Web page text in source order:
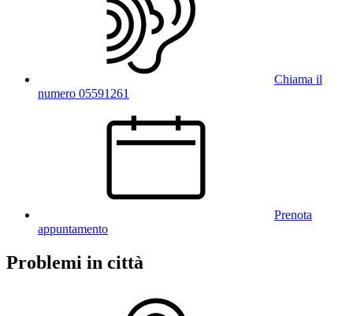
Chiama il
numero 05591261
Prenota
appuntamento
Problemi in città